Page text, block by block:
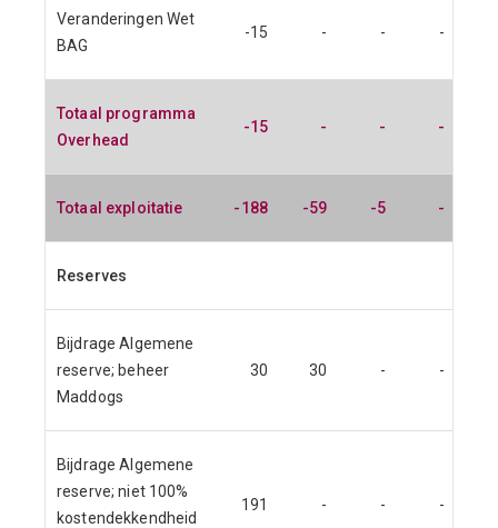
Veranderingen Wet
BAG
-15 - - -
Totaal programma
Overhead
-15 - - -
Totaal exploitatie -188 -59 -5 -
Reserves
Bijdrage Algemene
reserve; beheer
Maddogs
30 30 - -
Bijdrage Algemene
reserve; niet 100%
kostendekkendheid
191 - - -